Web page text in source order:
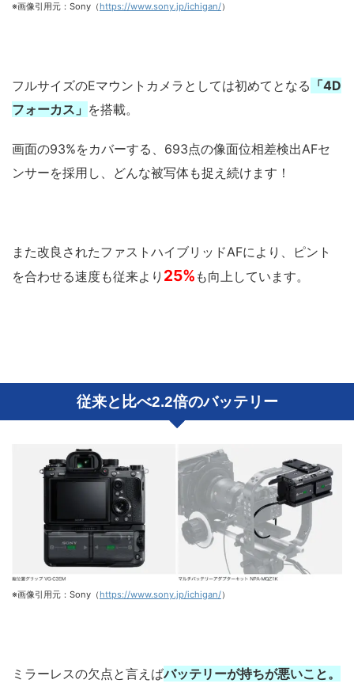
※画像引用元：Sony（https://www.sony.jp/ichigan/）
フルサイズのEマウントカメラとしては初めてとなる 「4D
フォーカス」 を搭載。
画面の93%をカバーする、693点の像面位相差検出AFセ
ンサーを採用し、どんな被写体も捉え続けます！
また改良されたファストハイブリッドAFにより、ピント
を合わせる速度も従来より 25% も向上しています。
従来と比べ2.2倍のバッテリー
※画像引用元：Sony（https://www.sony.jp/ichigan/）
ミラーレスの欠点と言えばバッテリーが持ちが悪いこと。